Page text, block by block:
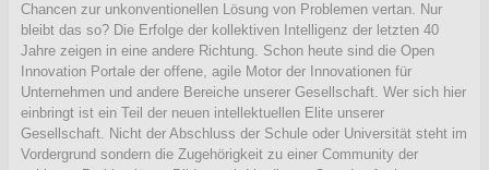
Chancen zur unkonventionellen Lösung von Problemen vertan. Nur
bleibt das so? Die Erfolge der kollektiven Intelligenz der letzten 40
Jahre zeigen in eine andere Richtung. Schon heute sind die Open
Innovation Portale der offene, agile Motor der Innovationen für
Unternehmen und andere Bereiche unserer Gesellschaft. Wer sich hier
einbringt ist ein Teil der neuen intellektuellen Elite unserer
Gesellschaft. Nicht der Abschluss der Schule oder Universität steht im
Vordergrund sondern die Zugehörigkeit zu einer Community der